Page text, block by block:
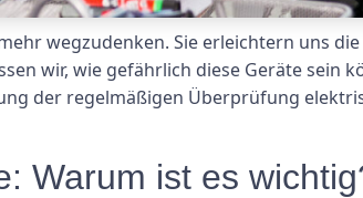
wegzudenken. Sie erleichtern uns
wir, wie gefährlich diese Geräte sein
der regelmäßigen Überprüfung
Warum ist es